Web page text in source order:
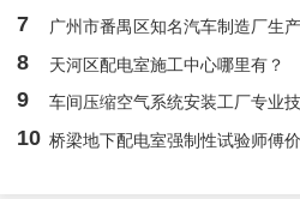
7 广州市番禺区知名汽车制造厂生
8 天河区配电室施工中心哪里有？
9 车间压缩空气系统安装工厂专业
10 桥梁地下配电室强制性试验师傅